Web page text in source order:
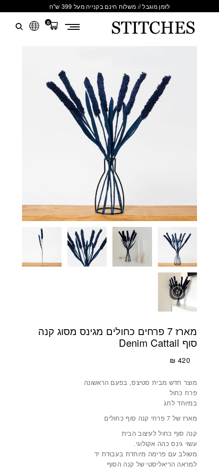
לזמן מוגבל // משלוח חינם בקנייה מעל 399 ש"ח
0
מארז 7 פרחים כחולים מגינס מסוג קנה
סוף Denim Cattail
₪ 420
מוצר חדש מבית סטיצס, בפעם הראשונה
פרח כחול
במיוחד לחג
מארז של 7 פרחי קנה סוף כחולים
קנה סוף כחול לעיצוב הבית
עשוי גינס כהה אקולוגי.
משולב עם פרימה מיוחדת בעבודת יד
למראה הריאליסטי של קנה הסוף